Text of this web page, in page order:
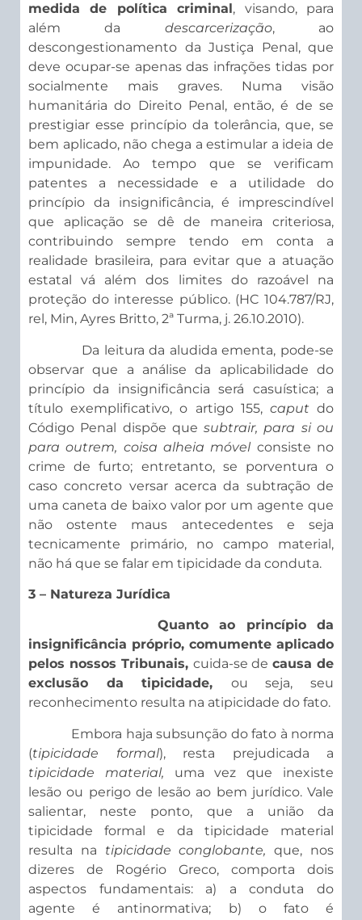
medida de política criminal , visando, para
além da descarcerização, ao
descongestionamento da Justiça Penal, que
deve ocupar-se apenas das infrações tidas por
socialmente mais graves. Numa visão
humanitária do Direito Penal, então, é de se
prestigiar esse princípio da tolerância, que, se
bem aplicado, não chega a estimular a ideia de
impunidade. Ao tempo que se verificam
patentes a necessidade e a utilidade do
princípio da insignificância, é imprescindível
que aplicação se dê de maneira criteriosa,
contribuindo sempre tendo em conta a
realidade brasileira, para evitar que a atuação
estatal vá além dos limites do razoável na
proteção do interesse público. (HC 104.787/RJ,
rel, Min, Ayres Britto, 2ª Turma, j. 26.10.2010).
Da leitura da aludida ementa, pode-se
observar que a análise da aplicabilidade do
princípio da insignificância será casuística; a
título exemplificativo, o artigo 155, caputdo
Código Penal dispõe quesubtrair, para si ou
para outrem, coisa alheia móvel consiste no
crime de furto; entretanto, se porventura o
caso concreto versar acerca da subtração de
uma caneta de baixo valor por um agente que
não ostente maus antecedentes e seja
tecnicamente primário, no campo material,
não há que se falar em tipicidade da conduta.
3 – Natureza Jurídica
Quanto ao princípio da
insignificância próprio, comumente aplicado
pelos nossos Tribunais, cuida-se decausa de
exclusão da tipicidade, ou seja, seu
reconhecimento resulta na atipicidade do fato.
Embora haja subsunção do fato à norma
(tipicidade formal), resta prejudicada a
tipicidade material, uma vez que inexiste
lesão ou perigo de lesão ao bem jurídico. Vale
salientar, neste ponto, que a união da
tipicidade formal e da tipicidade material
resulta na tipicidade conglobante,que, nos
dizeres de Rogério Greco, comporta dois
aspectos fundamentais: a) a conduta do
agente é antinormativa; b) o fato é